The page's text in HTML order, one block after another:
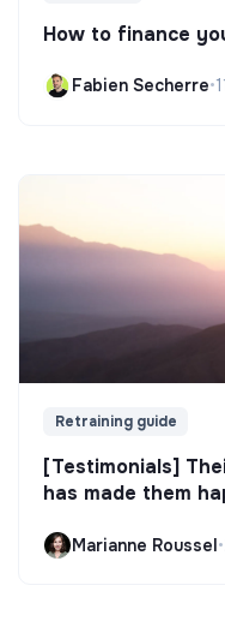
How to finance
Fabien Secherre•
Retraining guide
[Testimonials]
has made them
Marianne Roussel•